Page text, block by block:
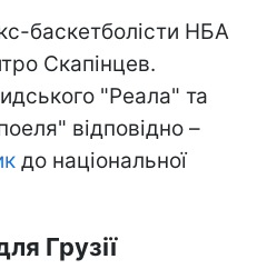
баскетболісти НБА
Скапінцев.
"Реала" та
відповідно –
до національної
Грузії